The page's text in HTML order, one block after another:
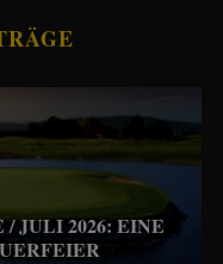
JULI 2026: EINE